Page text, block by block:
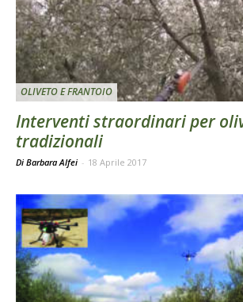
OLIVETO E FRANTOIO
Interventi straordinari per
tradizionali
Di Barbara Alfei - 18 Aprile 2017